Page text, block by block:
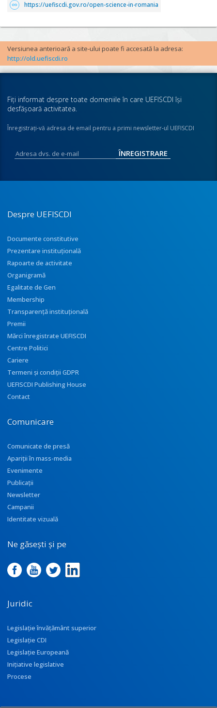
https://uefiscdi.gov.ro/open-science-in-romania
Versiunea anterioară a site-ului poate fi accesată la adresa:
http://old.uefiscdi.ro
Fiţi informat despre toate domeniile în care UEFISCDI îşi
desfăşoară activitatea.
Înregistraţi-vă adresa de email pentru a primi newsletter-ul UEFISCDI
Despre UEFISCDI
Documente constitutive
Prezentare instituţională
Rapoarte de activitate
Organigramă
Egalitate de Gen
Membership
Transparenţă instituţională
Premii
Mărci înregistrate UEFISCDI
Centre Politici
Cariere
Termeni și condiții GDPR
UEFISCDI Publishing House
Contact
Comunicare
Comunicate de presă
Apariţii în mass-media
Evenimente
Publicații
Newsletter
Campanii
Identitate vizuală
Ne găsești și pe
Juridic
Legislație învățământ superior
Legislație CDI
Legislație Europeană
Inițiative legislative
Procese